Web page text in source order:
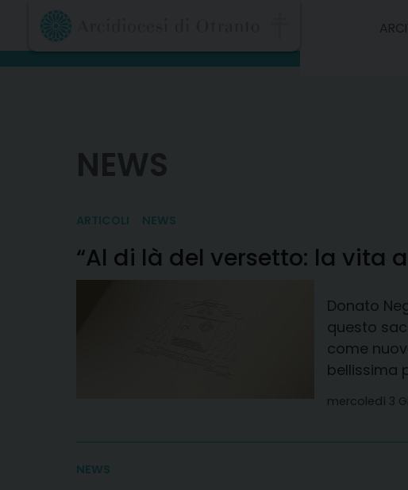
content
NEWS
ARTICOLI NEWS
“Al di là del versetto: la vita
Donato
questo
come
bellissima
mercoledì 3
NEWS